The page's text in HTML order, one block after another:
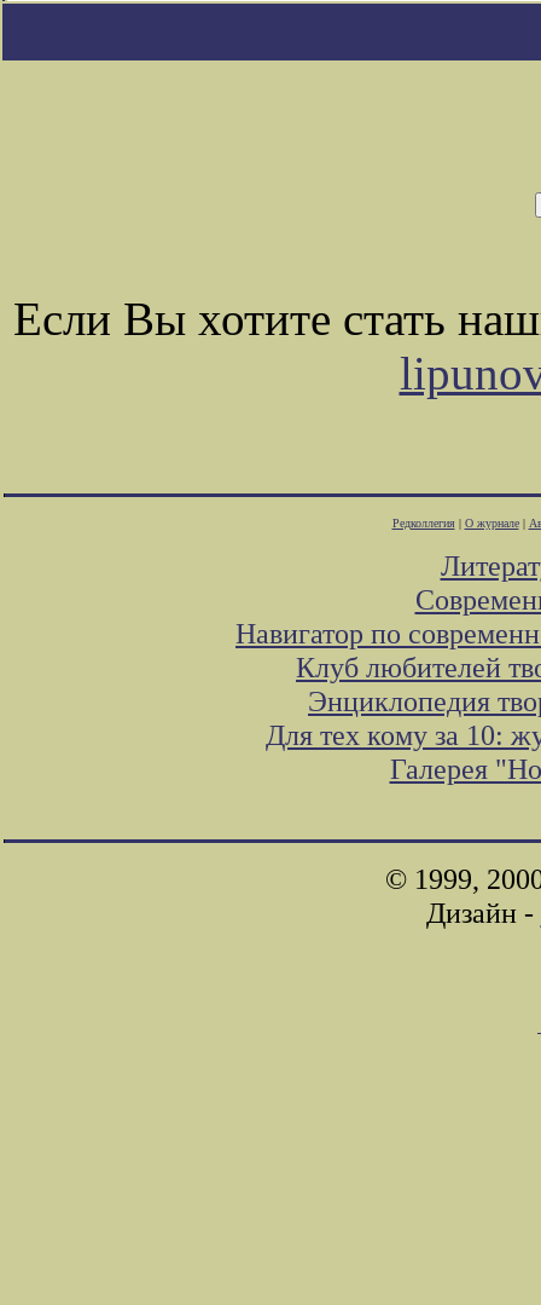
Если Вы хотите стать
Редколлегия| О журнале|
Навигатор по
Клуб любителей
Энциклопедия
Для тех кому за 10:
Галерея
© 1999,
Дизайн -